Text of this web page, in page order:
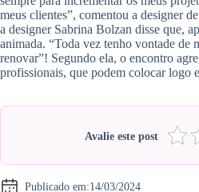
meus clientes”, comentou a designer
a designer Sabrina Bolzan disse que,
animada. “Toda vez tenho vontade de
renovar”! Segundo ela, o encontro
profissionais, que podem colocar logo
Avalie este post
Publicado em:14/03/2024